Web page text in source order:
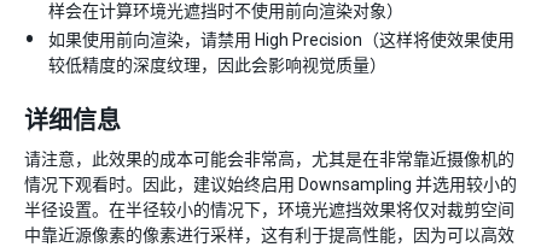
样会在计算环境光遮挡时不使用前向渲染对象）
如果使用前向渲染，请禁用 High Precision（这样将使效果使用
较低精度的深度纹理，因此会影响视觉质量）
详细信息
请注意，此效果的成本可能会非常高，尤其是在非常靠近摄像机的
情况下观看时。因此，建议始终启用 Downsampling 并选用较小的
半径设置。在半径较小的情况下，环境光遮挡效果将仅对裁剪空间
中靠近源像素的像素进行采样，这有利于提高性能，因为可以高效